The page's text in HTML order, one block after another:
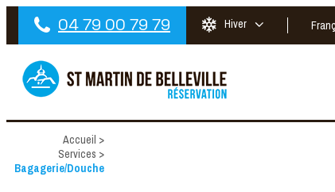
04 79 00 79 79 Hiver
Accueil >
Services >
Bagagerie/Douche